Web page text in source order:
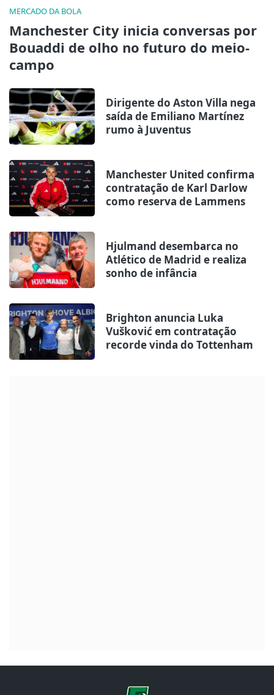
MERCADO DA BOLA
Manchester City inicia conversas por
Bouaddi de olho no futuro do meio-
campo
Dirigente do Aston Villa nega
saída de Emiliano Martínez
rumo à Juventus
Manchester United confirma
contratação de Karl Darlow
como reserva de Lammens
Hjulmand desembarca no
Atlético de Madrid e realiza
sonho de infância
Brighton anuncia Luka
Vušković em contratação
recorde vinda do Tottenham